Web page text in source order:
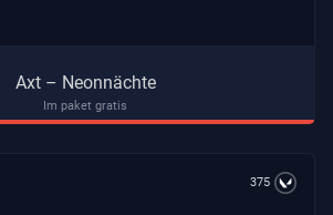
Axt – Neonnächte
Im paket gratis
375